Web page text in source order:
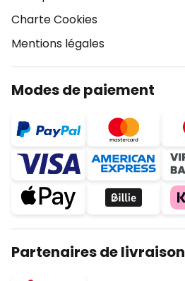
Charte Cookies
Mentions légales
Modes de paiement
Partenaires de livraison